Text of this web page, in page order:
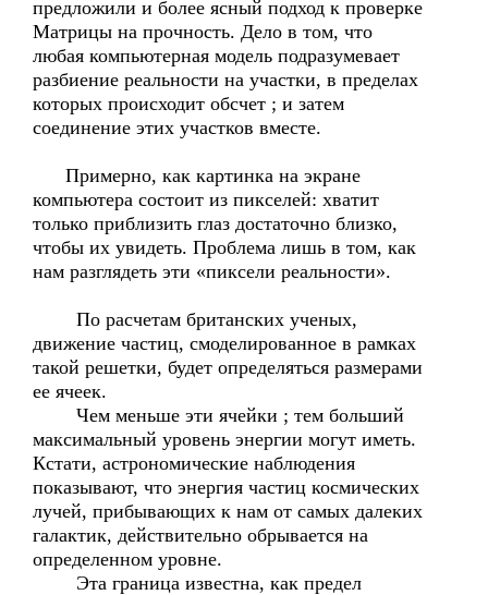
предложили и более ясный подход к проверке
Матрицы на прочность. Дело в том, что
любая компьютерная модель подразумевает
разбиение реальности на участки, в пределах
которых происходит обсчет ; и затем
соединение этих участков вместе.
Примерно, как картинка на экране
компьютера состоит из пикселей: хватит
только приблизить глаз достаточно близко,
чтобы их увидеть. Проблема лишь в том, как
нам разглядеть эти «пиксели реальности».
По расчетам британских ученых,
движение частиц, смоделированное в рамках
такой решетки, будет определяться размерами
ее ячеек.
Чем меньше эти ячейки ; тем больший
максимальный уровень энергии могут иметь.
Кстати, астрономические наблюдения
показывают, что энергия частиц космических
лучей, прибывающих к нам от самых далеких
галактик, действительно обрывается на
определенном уровне.
Эта граница известна, как предел